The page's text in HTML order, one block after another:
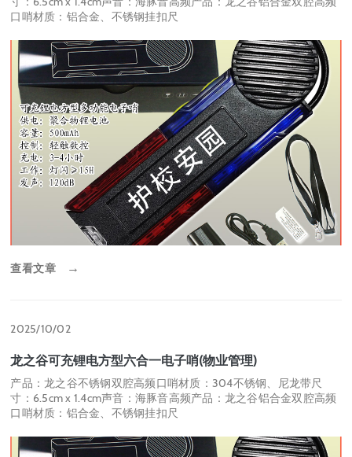
口哨材质：铝合金、不锈钢挂扣尺
查看文章 →
2025/10/02
龙之谷可充锂电方型六合一电子哨(物业管理)
产品：龙之谷不锈钢双腔高频口哨材质：304不锈钢、尼龙带尺
寸：6.5cm x 1.4cm声音：海豚音高频产品：龙之谷铝合金双腔高频
口哨材质：铝合金、不锈钢挂扣尺